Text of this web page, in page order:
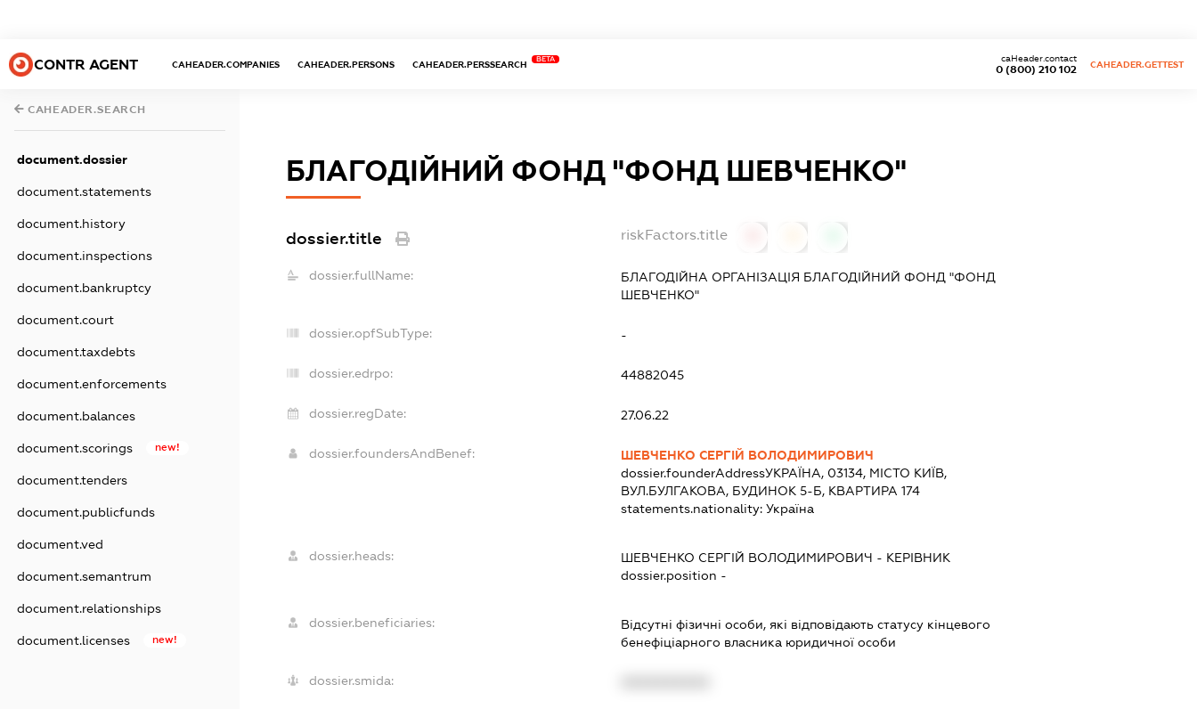
CONTR AGENT CAHEADER.COMPANIES CAHEADER.PERSONS CAHEADER.PERSSEARCH
BETA
0 (800) 210 102
caHeader.contact
CAHEADER.GETTEST
CAHEADER.SEARCH
document.dossier
document.statements
document.history
document.inspections
document.bankruptcy
document.court
document.taxdebts
document.enforcements
document.balances
document.scorings new!
document.tenders
document.publicfunds
document.ved
document.semantrum
document.relationships
document.licenses new!
БЛАГОДІЙНИЙ ФОНД "ФОНД ШЕВЧЕНКО"
dossier.title riskFactors.title
dossier.fullName:
БЛАГОДІЙНА ОРГАНІЗАЦІЯ БЛАГОДІЙНИЙ ФОНД "ФОНД
ШЕВЧЕНКО"
dossier.opfSubType: -
dossier.edrpo: 44882045
dossier.regDate: 27.06.22
dossier.foundersAndBenef:
ШЕВЧЕНКО СЕРГІЙ ВОЛОДИМИРОВИЧ
dossier.founderAddressУКРАЇНА, 03134, МІСТО КИЇВ,
ВУЛ.БУЛГАКОВА, БУДИНОК 5-Б, КВАРТИРА 174
statements.nationality:Україна
dossier.heads: ШЕВЧЕНКО СЕРГІЙ ВОЛОДИМИРОВИЧ - КЕРІВНИК
dossier.position -
dossier.beneficiaries:
Відсутні фізичні особи, які відповідають статусу кінцевого
бенефіціарного власника юридичної особи
dossier.smida: